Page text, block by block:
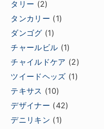
タリー (2)
タンカリー (1)
ダンゴグ (1)
チャールビル (1)
チャイルドケア (2)
ツイードヘッズ (1)
テキサス (10)
デザイナー (42)
デニリキン (1)